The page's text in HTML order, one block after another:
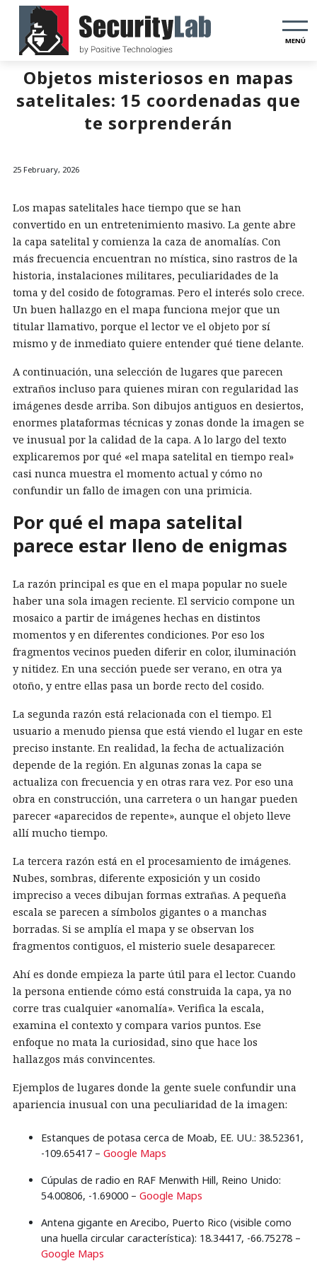
MENÚ
Objetos misteriosos en mapas
satelitales: 15 coordenadas que
te sorprenderán
25 February, 2026
Los mapas satelitales hace tiempo que se han
convertido en un entretenimiento masivo. La gente abre
la capa satelital y comienza la caza de anomalías. Con
más frecuencia encuentran no mística, sino rastros de la
historia, instalaciones militares, peculiaridades de la
toma y del cosido de fotogramas. Pero el interés solo crece.
Un buen hallazgo en el mapa funciona mejor que un
titular llamativo, porque el lector ve el objeto por sí
mismo y de inmediato quiere entender qué tiene delante.
A continuación, una selección de lugares que parecen
extraños incluso para quienes miran con regularidad las
imágenes desde arriba. Son dibujos antiguos en desiertos,
enormes plataformas técnicas y zonas donde la imagen se
ve inusual por la calidad de la capa. A lo largo del texto
explicaremos por qué «el mapa satelital en tiempo real»
casi nunca muestra el momento actual y cómo no
confundir un fallo de imagen con una primicia.
Por qué el mapa satelital
parece estar lleno de enigmas
La razón principal es que en el mapa popular no suele
haber una sola imagen reciente. El servicio compone un
mosaico a partir de imágenes hechas en distintos
momentos y en diferentes condiciones. Por eso los
fragmentos vecinos pueden diferir en color, iluminación
y nitidez. En una sección puede ser verano, en otra ya
otoño, y entre ellas pasa un borde recto del cosido.
La segunda razón está relacionada con el tiempo. El
usuario a menudo piensa que está viendo el lugar en este
preciso instante. En realidad, la fecha de actualización
depende de la región. En algunas zonas la capa se
actualiza con frecuencia y en otras rara vez. Por eso una
obra en construcción, una carretera o un hangar pueden
parecer «aparecidos de repente», aunque el objeto lleve
allí mucho tiempo.
La tercera razón está en el procesamiento de imágenes.
Nubes, sombras, diferente exposición y un cosido
impreciso a veces dibujan formas extrañas. A pequeña
escala se parecen a símbolos gigantes o a manchas
borradas. Si se amplía el mapa y se observan los
fragmentos contiguos, el misterio suele desaparecer.
Ahí es donde empieza la parte útil para el lector. Cuando
la persona entiende cómo está construida la capa, ya no
corre tras cualquier «anomalía». Verifica la escala,
examina el contexto y compara varios puntos. Ese
enfoque no mata la curiosidad, sino que hace los
hallazgos más convincentes.
Ejemplos de lugares donde la gente suele confundir una
apariencia inusual con una peculiaridad de la imagen:
Estanques de potasa cerca de Moab, EE. UU.: 38.52361,
-109.65417 – Google Maps
Cúpulas de radio en RAF Menwith Hill, Reino Unido:
54.00806, -1.69000 – Google Maps
Antena gigante en Arecibo, Puerto Rico (visible como
una huella circular característica): 18.34417, -66.75278 –
Google Maps